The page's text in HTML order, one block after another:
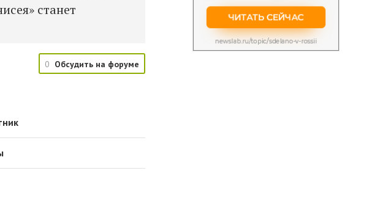
станет
0 Обсудить на форуме